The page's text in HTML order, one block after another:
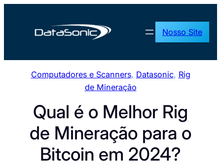
Nosso Site
Computadores e Scanners, Datasonic, Rig
de Mineração
Qual é o Melhor Rig
de Mineração para o
Bitcoin em 2024?